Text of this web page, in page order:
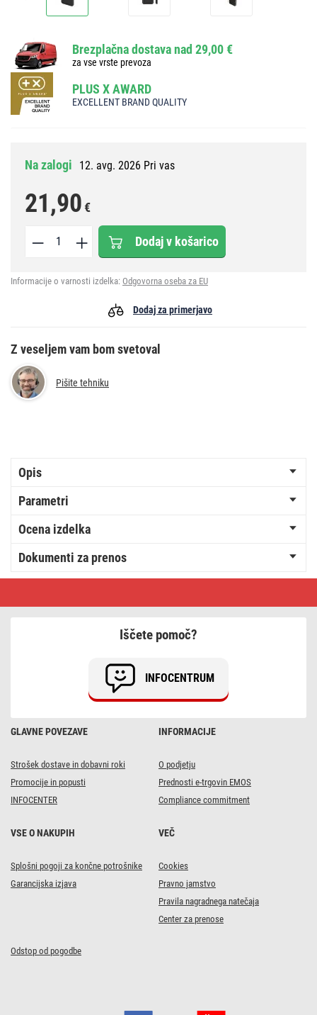
Brezplačna dostava nad 29,00 €
za vse vrste prevoza
PLUS X AWARD
EXCELLENT BRAND QUALITY
Na zalogi 12. avg. 2026 Pri vas
21,90€
Dodaj v košarico
Informacije o varnosti izdelka: Odgovorna oseba za EU
Dodaj za primerjavo
Z veseljem vam bom svetoval
Pišite tehniku
Opis
Parametri
Ocena izdelka
Dokumenti za prenos
GLAVNE POVEZAVE
Strošek dostave in dobavni roki
Promocije in popusti
INFOCENTER
INFORMACIJE
O podjetju
Prednosti e-trgovin EMOS
Compliance commitment
VSE O NAKUPIH
Splošni pogoji za končne potrošnike
Garancijska izjava
VEČ
Cookies
Pravno jamstvo
Pravila nagradnega natečaja
Center za prenose
Odstop od pogodbe
Iščete pomoč?
INFOCENTRUM